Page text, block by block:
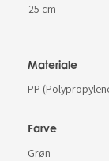
25 cm
Materiale
PP
Farve
Grøn